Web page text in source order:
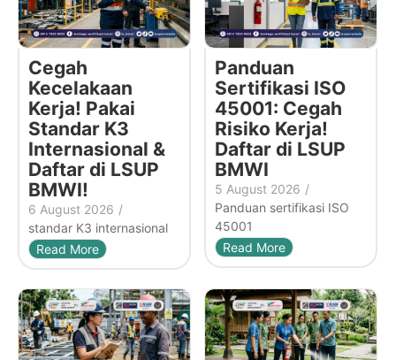
Cegah
Kecelakaan
Kerja! Pakai
Standar K3
Internasional &
Daftar di LSUP
BMWI!
6 August 2026 /
standar K3 internasional
Read More
Panduan
Sertifikasi ISO
45001: Cegah
Risiko Kerja!
Daftar di LSUP
BMWI
5 August 2026 /
Panduan sertifikasi ISO
45001
Read More